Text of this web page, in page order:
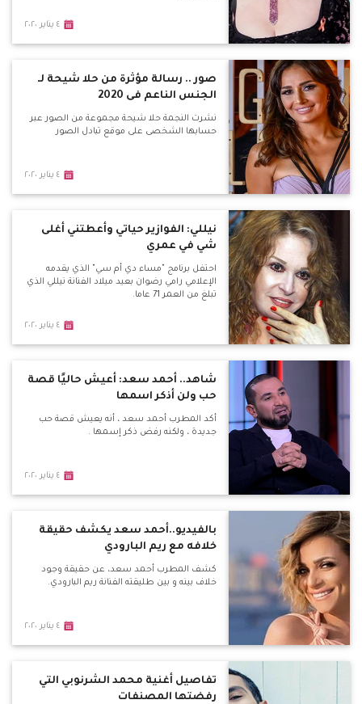
٤ يناير ٢٠٢٠
صور .. رسالة مؤثرة من حلا شيحة لـ
الجنس الناعم فى 2020
نشرت النجمة حلا شيحة مجموعة من الصور عبر
حسابها الشخصى على موقع تبادل الصور
٤ يناير ٢٠٢٠
نيللي: الفوازير حياتي وأعطتني أغلى
شي في عمري
احتفل برنامج "مساء دي أم سي" الذي يقدمه
الإعلامي رامي رضوان بعيد ميلاد الفنانة نيللي الذي
تبلغ من العمر 71 عاما.
٤ يناير ٢٠٢٠
شاهد.. أحمد سعد: أعيش حاليًا قصة
حب ولن أذكر اسمها
أكد المطرب أحمد سعد ، أنه يعيش قصة حب
جديدة ، ولكنه رفض ذكر إسمها .
٤ يناير ٢٠٢٠
بالفيديو..أحمد سعد يكشف حقيقة
خلافه مع ريم البارودي
كشف المطرب أحمد سعد، عن حقيقة وجود
خلاف بينه و بين طليقته الفنانة ريم البارودي.
٤ يناير ٢٠٢٠
تفاصيل أغنية محمد الشرنوبي التي
رفضتها المصنفات